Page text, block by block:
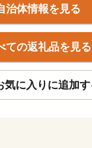
流れの数々の滝や渓
を保っています。
の大峯の地は、修
平成16年に修行の道
治体情報を見る
ての返礼品を見る
気に入りに追加す